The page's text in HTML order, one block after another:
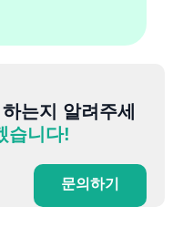
는지 알려주세
습니다!
문의하기